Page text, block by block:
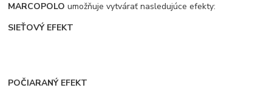
MARCOPOLO umožňuje vytvárať nasledujúce efekty:
SIEŤOVÝ EFEKT
POČIARANÝ EFEKT